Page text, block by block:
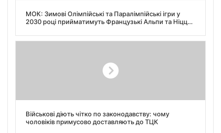
МОК: Зимові Олімпійські та Паралімпійські ігри у
2030 році прийматимуть Французькі Альпи та Ніцца,
(штат Юта), яке вже приймало Олімпіаду 2002 року.
Військові діють чітко по законодавству: чому
чоловіків примусово доставляють до ТЦК